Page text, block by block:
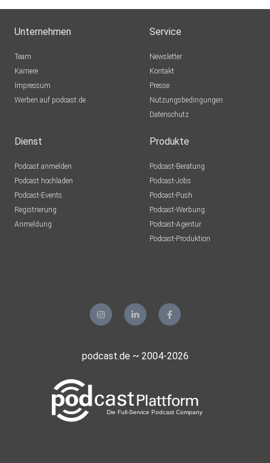
Unternehmen
Team
Karriere
Impressum
Werben auf podcast.de
Service
Newsletter
Kontakt
Presse
Nutzungsbedingungen
Datenschutz
Dienst
Podcast anmelden
Podcast hochladen
Podcast-Events
Registrierung
Anmeldung
Produkte
Podcast-Beratung
Podcast-Jobs
Podcast-Push
Podcast-Werbung
Podcast-Agentur
Podcast-Produktion
podcast.de ~ 2004-2026